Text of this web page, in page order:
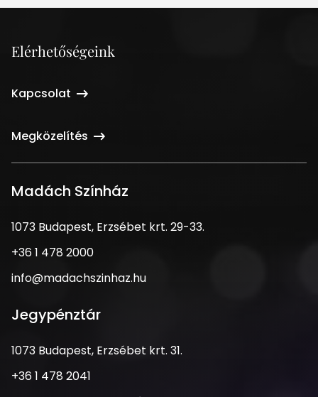
on
Elérhetőségeink
Kapcsolat
Megközelítés
Madách Színház
1073
Erzsébet
krt.
33.
1073 Budapest, Erzsébet krt. 29-33.
Telefonszám
+36 1 478 2000
Email
info@madachszinhaz.hu
Jegypénztár
Cím
1073 Budapest, Erzsébet krt. 31.
Telefonszám
+36 1 478 2041